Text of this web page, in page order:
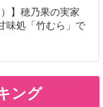
】穂乃果の実家
味処「竹むら」で
ング